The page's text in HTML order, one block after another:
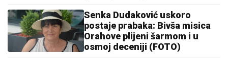
Senka Dudaković uskoro
postaje prabaka: Bivša misica
Orahove plijeni šarmom i u
osmoj deceniji (FOTO)